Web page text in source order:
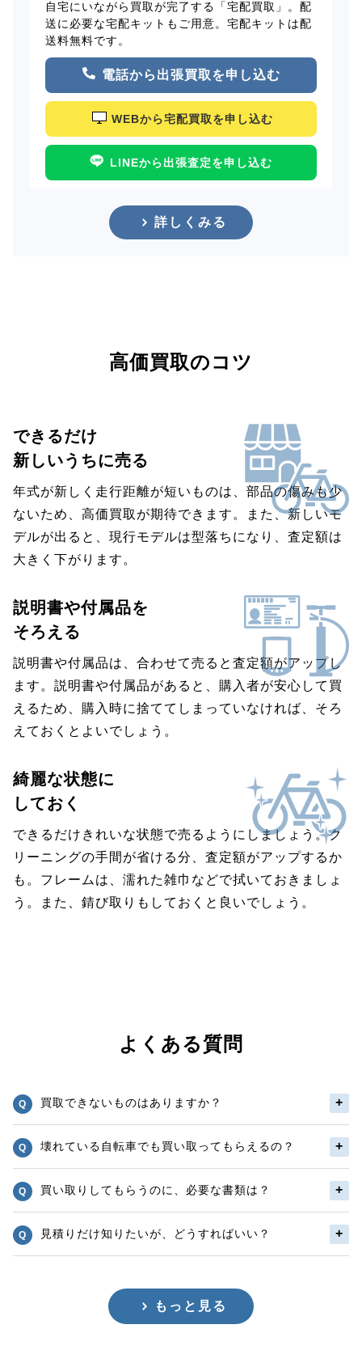
自宅にいながら買取が完了する「宅配買取」。配
送に必要な宅配キットもご用意。宅配キットは配
送料無料です。
電話から出張買取を申し込む
WEBから宅配買取を申し込む
LINEから出張査定を申し込む
詳しくみる
高価買取のコツ
できるだけ
新しいうちに売る
年式が新しく走行距離が短いものは、部品の傷みも少
ないため、高価買取が期待できます。また、新しいモ
デルが出ると、現行モデルは型落ちになり、査定額は
大きく下がります。
説明書や付属品を
そろえる
説明書や付属品は、合わせて売ると査定額がアップし
ます。説明書や付属品があると、購入者が安心して買
えるため、購入時に捨ててしまっていなければ、そろ
えておくとよいでしょう。
綺麗な状態に
しておく
できるだけきれいな状態で売るようにしましょう。ク
リーニングの手間が省ける分、査定額がアップするか
も。フレームは、濡れた雑巾などで拭いておきましょ
う。また、錆び取りもしておくと良いでしょう。
よくある質問
買取できないものはありますか？
壊れている自転車でも買い取ってもらえるの？
買い取りしてもらうのに、必要な書類は？
見積りだけ知りたいが、どうすればいい？
もっと見る